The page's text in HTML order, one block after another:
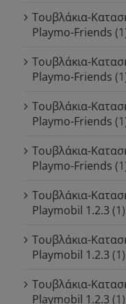
Τουβλάκια-
Playmo-Friends
Τουβλάκια-
Playmo-Friends
Τουβλάκια-
Playmo-Friends
Τουβλάκια-
Playmo-Friends
Τουβλάκια-
Playmobil 1.2.3 (1)
Τουβλάκια-
Playmobil 1.2.3 (1)
Τουβλάκια-
Playmobil 1.2.3 (1)